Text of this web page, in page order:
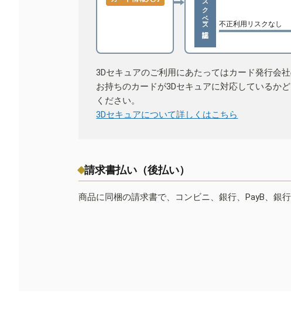
不正利用リスクなし
3Dセキュアのご利用にあたってはカード発行会
お持ちのカードが3Dセキュアに対応しているか
ください。
3Dセキュアについて詳しくはこちら
請求書払い（後払い）
商品に同梱の請求書で、コンビニ、銀行、PayB、銀